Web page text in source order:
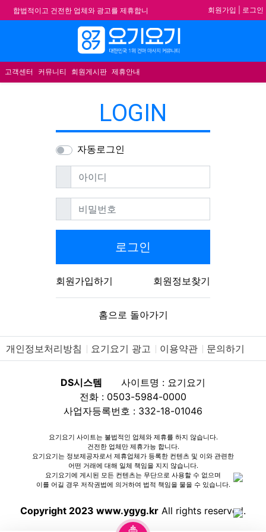
합법적이고 건전한 업체와 광고를 제휴합니
★요기요기 설 연휴 휴무 안내★
★ 요기요기 업체회원 안내사항 ★
회원가입 로그인
고객센터 커뮤니티 회원게시판 제휴안내
LOGIN
자동로그인
아이디필수
비밀번호필수
로그인
회원가입하기 회원정보찾기
홈으로 돌아가기
개인정보처리방침 요기요기 광고 이용약관 문의하기
DS시스템
사이트명 : 요기요기
전화 : 0503-5984-0000
사업자등록번호 : 332-18-01046
요기요기 사이트는 불법적인 업체와 제휴를 하지 않습니다.
건전한 업체만 제휴가능 합니다.
요기요기는 정보제공자로서 제휴업체가 등록한 컨텐츠 및 이와 관련한
어떤 거래에 대해 일체 책임을 지지 않습니다.
요기요기에 게시된 모든 컨텐츠는 무단으로 사용할 수 없으며
이를 어길 경우 저작권법에 의거하여 법적 책임을 물을 수 있습니다.
Copyright 2023 www.ygyg.kr All rights reserved.